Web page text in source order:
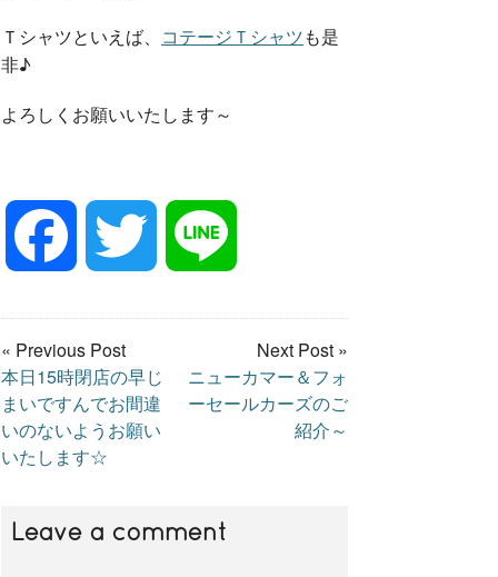
Ｔシャツといえば、 コテージＴシャツも是
非♪
よろしくお願いいたします～
c
e
i n
« Previous Post
本日15時閉店の早じ
まいですんでお間違
いのないようお願い
いたします☆
Next Post »
ニューカマー＆フォ
ーセールカーズのご
紹介～
Leave a comment